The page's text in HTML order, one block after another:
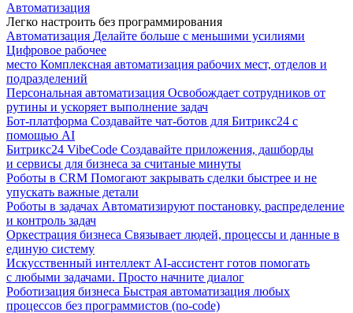
Автоматизация
Легко настроить без программирования
Автоматизация Делайте больше с меньшими усилиями
Цифровое рабочее
место Комплексная автоматизация рабочих мест, отделов и
подразделений
Персональная автоматизация Освобождает сотрудников от
рутины и ускоряет выполнение задач
Бот-платформа Создавайте чат-ботов для Битрикс24 с
помощью AI
Битрикс24 VibeCode Создавайте приложения, дашборды
и сервисы для бизнеса за считаные минуты
Роботы в CRM Помогают закрывать сделки быстрее и не
упускать важные детали
Роботы в задачах Автоматизируют постановку, распределение
и контроль задач
Оркестрация бизнеса Связывает людей, процессы и данные в
единую систему
Искусственный интеллект AI-ассистент готов помогать
с любыми задачами. Просто начните диалог
Роботизация бизнеса Быстрая автоматизация любых
процессов без программистов (no-code)